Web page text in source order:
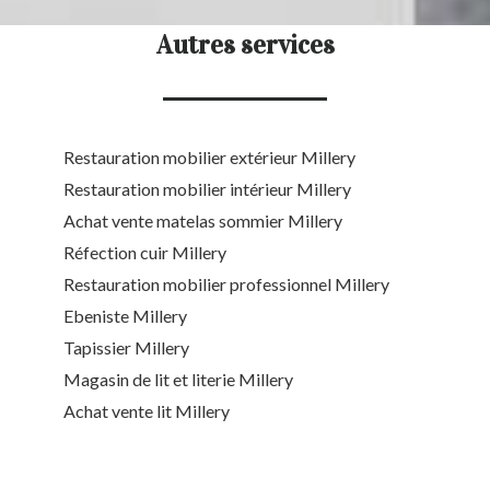
Autres services
Restauration mobilier extérieur Millery
Restauration mobilier intérieur Millery
Achat vente matelas sommier Millery
Réfection cuir Millery
Restauration mobilier professionnel Millery
Ebeniste Millery
Tapissier Millery
Magasin de lit et literie Millery
Achat vente lit Millery